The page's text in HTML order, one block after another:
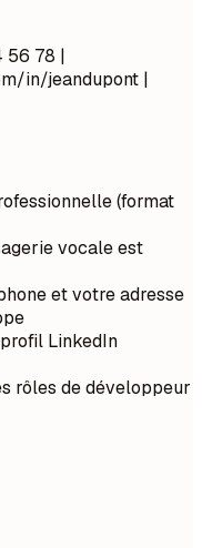
56 78 |
in/jeandupont |
(format
vocale est
et votre adresse
LinkedIn
rôles de développeur